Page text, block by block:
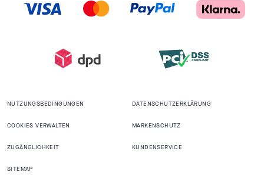
NUTZUNGSBEDINGUNGEN DATENSCHUTZERKLÄRUNG
COOKIES VERWALTEN MARKENSCHUTZ
ZUGÄNGLICHKEIT KUNDENSERVICE
SITEMAP